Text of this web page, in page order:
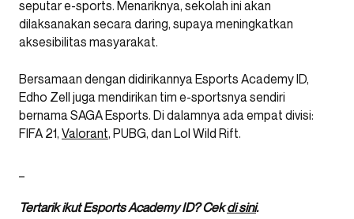
seputar e-sports. Menariknya, sekolah ini akan
dilaksanakan secara daring, supaya meningkatkan
aksesibilitas masyarakat.
Bersamaan dengan didirikannya Esports Academy ID,
Edho Zell juga mendirikan tim e-sportsnya sendiri
bernama SAGA Esports. Di dalamnya ada empat divisi:
FIFA 21, Valorant, PUBG, dan Lol Wild Rift.
Tertarik ikut Esports Academy ID? Cekdi sini.